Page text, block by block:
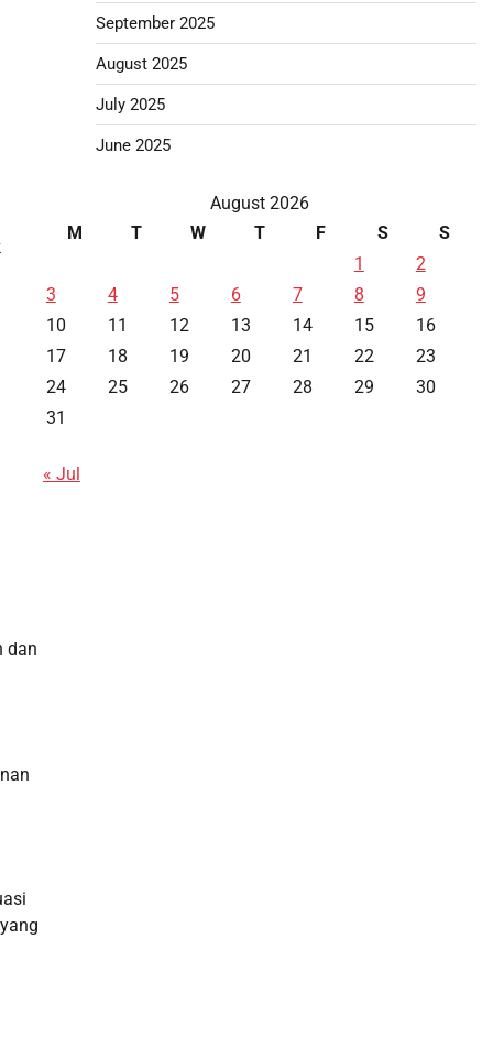
dan
September 2025
August 2025
July 2025
June 2025
August 2026
M
T W T F S
S
1
2
3
4 5 6 7 8
9
10
11 12 13 14 15
16
17
18 19 20 21 22
23
24
25 26 27 28 29
30
31
« Jul